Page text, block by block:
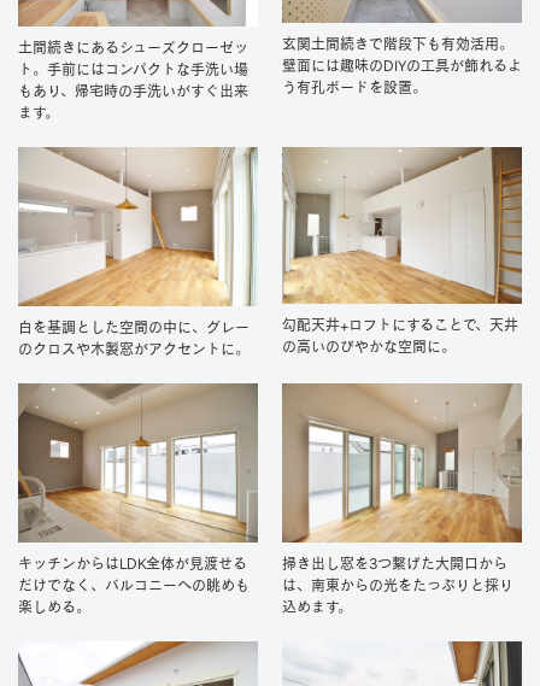
土間続きにあるシューズクローゼッ
ト。手前にはコンパクトな手洗い場
もあり、帰宅時の手洗いがすぐ出来
ます。
玄関土間続きで階段下も有効活用。
壁面には趣味のDIYの工具が飾れるよ
う有孔ボードを設置。
白を基調とした空間の中に、グレー
のクロスや木製窓がアクセントに。
勾配天井+ロフトにすることで、天井
の高いのびやかな空間に。
キッチンからはLDK全体が見渡せる
だけでなく、バルコニーへの眺めも
楽しめる。
掃き出し窓を3つ繋げた大開口から
は、南東からの光をたっぷりと採り
込めます。